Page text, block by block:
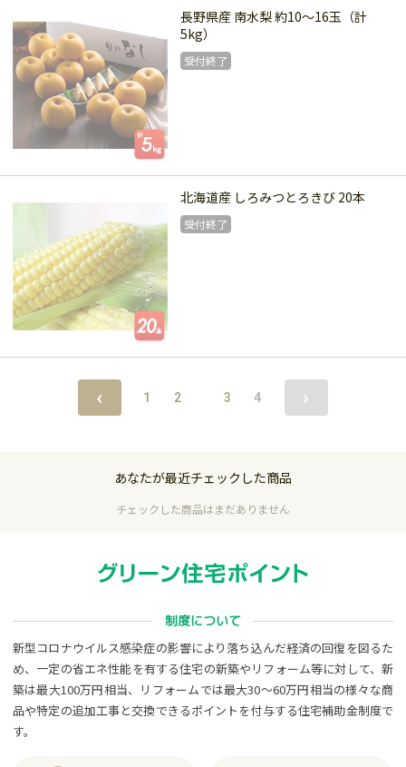
受付終了
長野県産 南水梨 約10～16玉（計
5kg）
受付終了
受付終了
北海道産 しろみつとろきび 20本
受付終了
‹ 1 2 3 4 ›
あなたが最近チェックした商品
チェックした商品はまだありません
制度について
新型コロナウイルス感染症の影響により落ち込んだ経済の回復を図るた
め、一定の省エネ性能を有する住宅の新築やリフォーム等に対して、新
築は最大100万円相当、リフォームでは最大30～60万円相当の様々な商
品や特定の追加工事と交換できるポイントを付与する住宅補助金制度で
す。